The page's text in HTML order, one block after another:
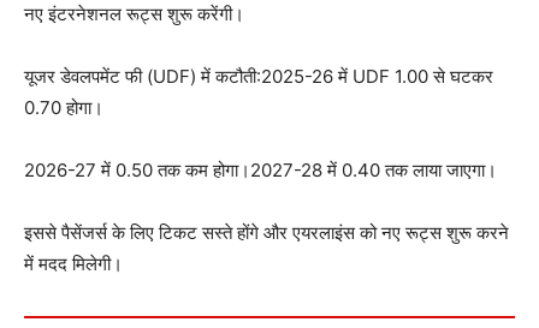
नए इंटरनेशनल रूट्स शुरू करेंगी।
यूजर डेवलपमेंट फी (UDF) में कटौती:2025-26 में UDF 1.00 से घटकर
0.70 होगा।
2026-27 में 0.50 तक कम होगा।2027-28 में 0.40 तक लाया जाएगा।
इससे पैसेंजर्स के लिए टिकट सस्ते होंगे और एयरलाइंस को नए रूट्स शुरू करने
में मदद मिलेगी।